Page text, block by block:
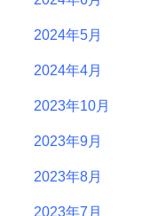
2024年5月
2024年4月
2023年10月
2023年9月
2023年8月
2023年7月